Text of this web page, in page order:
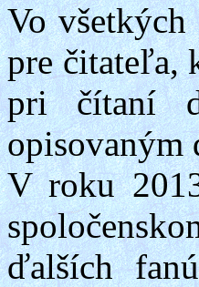
Vo všetkých
pre čitateľa,
pri čítaní
opisovaným
V roku
ďalších